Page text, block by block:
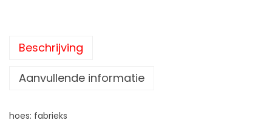
Beschrijving
Aanvullende informatie
hoes: fabrieks